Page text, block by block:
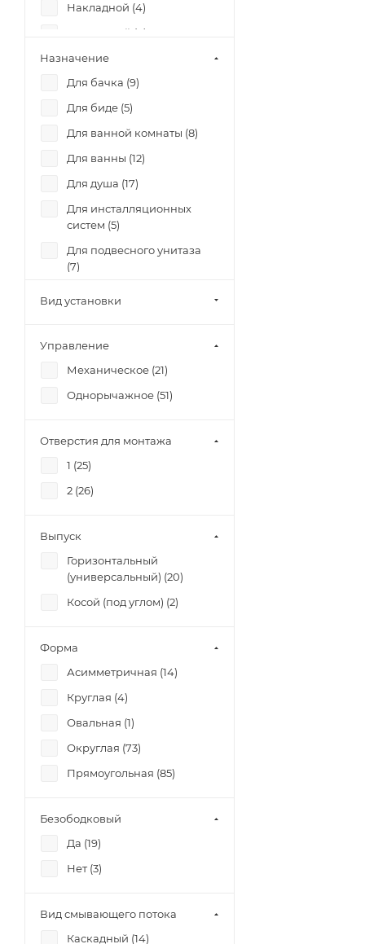
SANTANA (
SENSE (1)
Smart (
STREET FUSION (
TWINS (8
VECTOR (1)
VECTOR 40 (3)
VIRGO (
Wisla (
Накладной (4)
Напольный ( )
Настенный (
Подвесной (122
Пристенный (
Угловой (11)
Универсальный (
Назначение
Для бачка (9)
Для биде (5)
Для ванной комнаты (8)
Для ванны (12)
Для душа (17)
Для инсталляционных
систем (5)
Для подвесного унитаза
(7)
Для тумбы (
Для унитаза (32 )
Вид установки
Управление
Механическое (21)
Однорычажное (51)
Отверстия для монтажа
1 (25)
2 (26)
Выпуск
Горизонтальный
(универсальный) (20)
Косой (под углом) (2)
Форма
Асимметричная (14)
Круглая (4)
Овальная (1)
Округлая (73)
Прямоугольная (85)
Безободковый
Да (19)
Нет (3)
Вид смывающего потока
Каскадный (14)